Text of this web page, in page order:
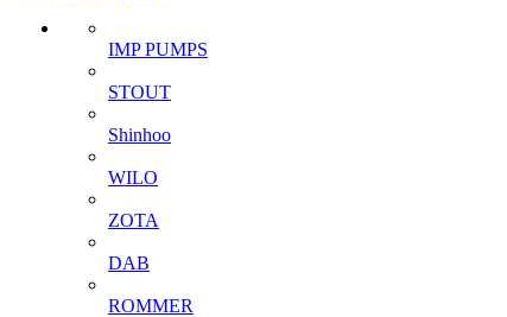
IMP PUMPS
STOUT
Shinhoo
WILO
ZOTA
DAB
ROMMER